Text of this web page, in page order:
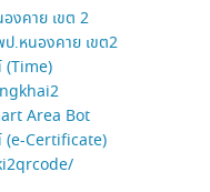
งคาย เขต 2
ป.หนองคาย เขต2
(Time)
Area Bot
(e-Certificate)